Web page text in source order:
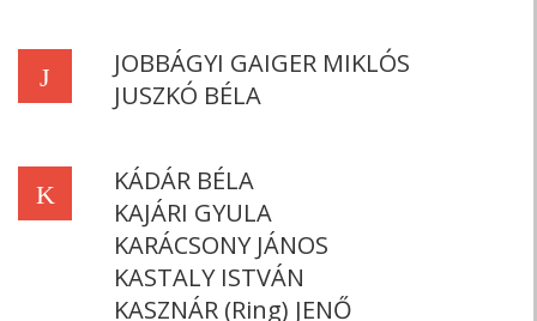
J
JOBBÁGYI GAIGER MIKLÓS
JUSZKÓ BÉLA
K
KÁDÁR BÉLA
KAJÁRI GYULA
KARÁCSONY JÁNOS
KASTALY ISTVÁN
KASZNÁR (Ring) JENŐ